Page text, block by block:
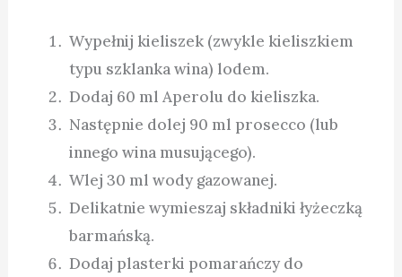
Wypełnij kieliszek (zwykle kieliszkiem
typu szklanka wina) lodem.
Dodaj 60 ml Aperolu do kieliszka.
Następnie dolej 90 ml prosecco (lub
innego wina musującego).
Wlej 30 ml wody gazowanej.
Delikatnie wymieszaj składniki łyżeczką
barmańską.
Dodaj plasterki pomarańczy do